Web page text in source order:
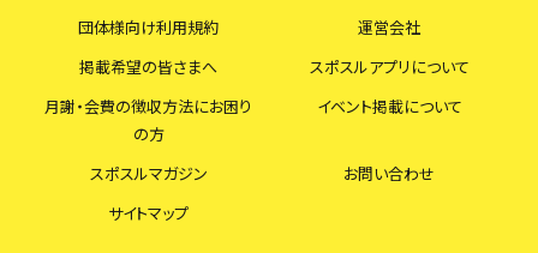
団体様向け利用規約
運営会社
掲載希望の皆さまへ
スポスルアプリについて
月謝・会費の徴収方法にお困り
の方
イベント掲載について
スポスルマガジン
お問い合わせ
サイトマップ